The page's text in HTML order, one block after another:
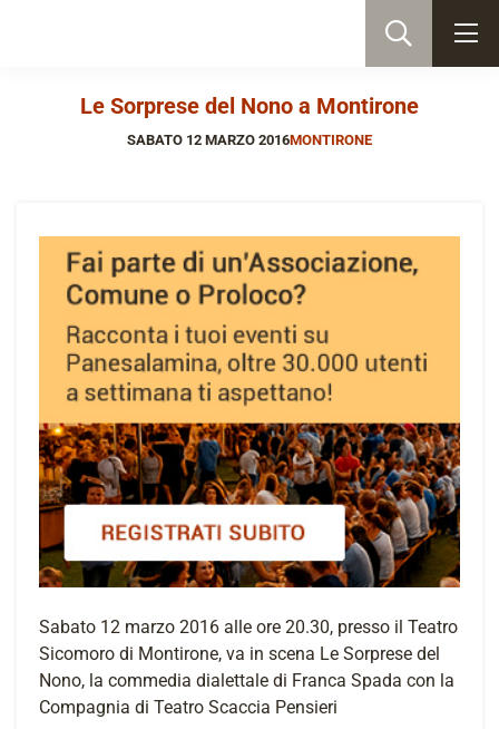
Le Sorprese del Nono a Montirone
SABATO 12 MARZO 2016MONTIRONE
Sabato 12 marzo 2016 alle ore 20.30, presso il Teatro
Sicomoro di Montirone, va in scena Le Sorprese del
Nono, la commedia dialettale di Franca Spada con la
Compagnia di Teatro Scaccia Pensieri